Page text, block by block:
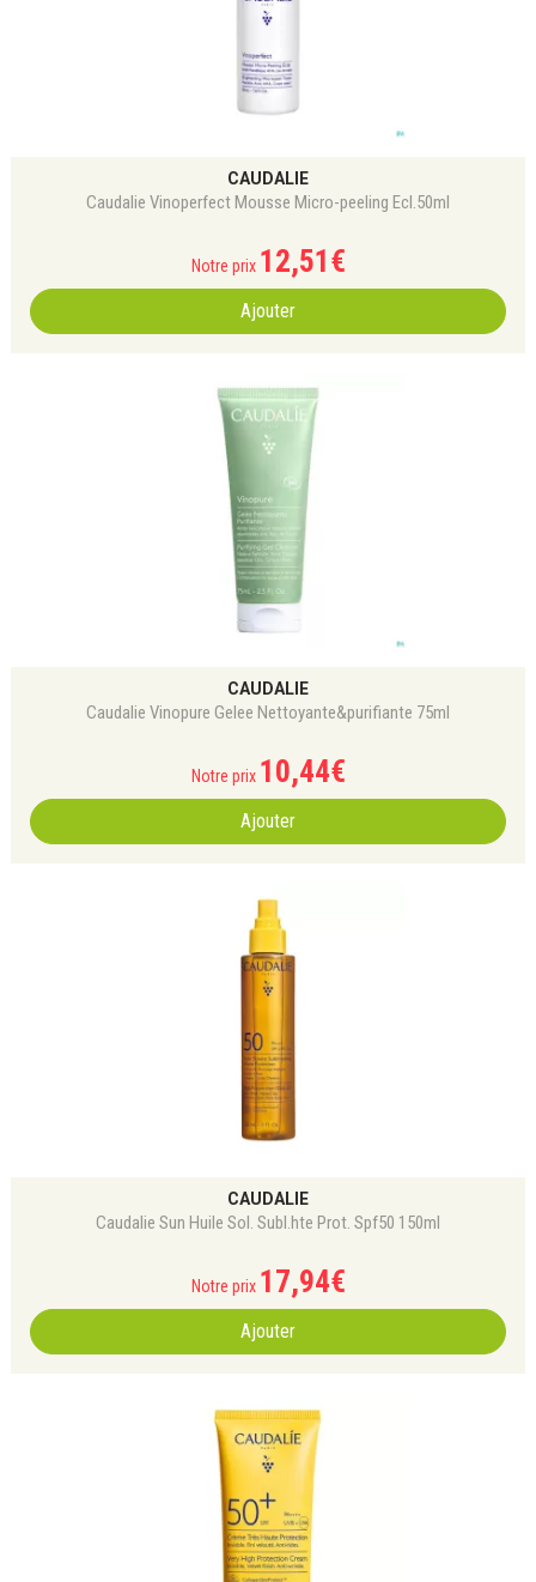
CAUDALIE
Caudalie Vinoperfect Mousse Micro-peeling Ecl.50ml
Notre prix 12,51€
Ajouter
CAUDALIE
Caudalie Vinopure Gelee Nettoyante&purifiante 75ml
Notre prix 10,44€
Ajouter
CAUDALIE
Caudalie Sun Huile Sol. Subl.hte Prot. Spf50 150ml
Notre prix 17,94€
Ajouter